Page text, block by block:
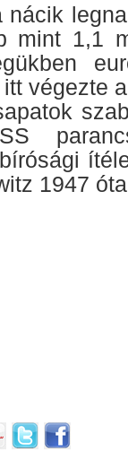
mint 1,1
végezte
1947